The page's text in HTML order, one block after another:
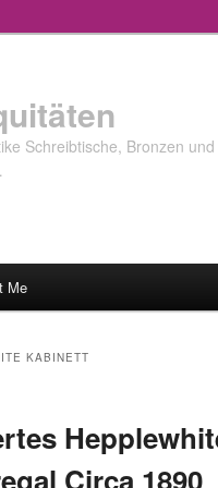
Schreibtische, Bronzen
Me
KABINETT